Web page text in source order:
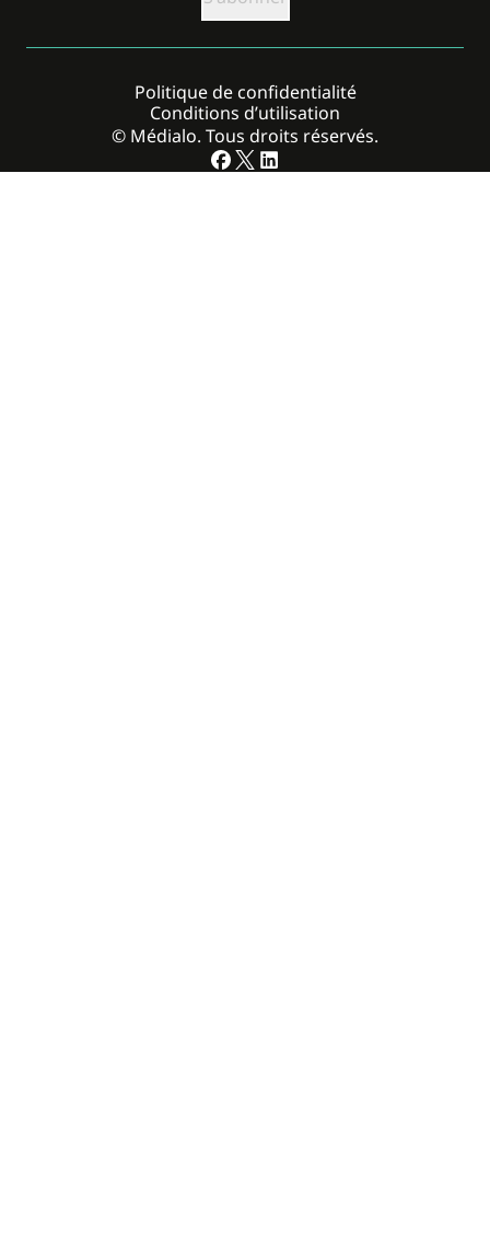
© Médialo. Tous droits réservés.
Politique de confidentialité
Conditions d’utilisation